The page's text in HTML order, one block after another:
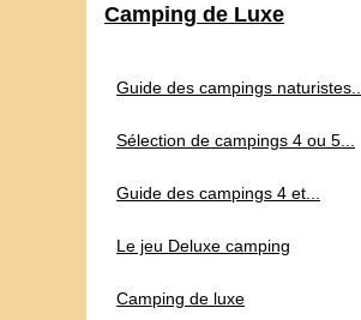
Camping de Luxe
Guide des campings naturistes...
Sélection de campings 4 ou 5...
Guide des campings 4 et...
Le jeu Deluxe camping
Camping de luxe